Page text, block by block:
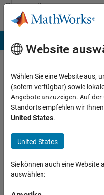
Weiter zum Inhalt
Community
Profile
Jason
Shrand
Last
mehr
als
ein
Jahr
|
Website
Wählen Sie eine Website aus,
(sofern verfügbar) sowie
Angebote anzuzeigen. Auf der
Standorts empfehlen wir
United States.
United States
Sie können auch eine Website
auswählen: